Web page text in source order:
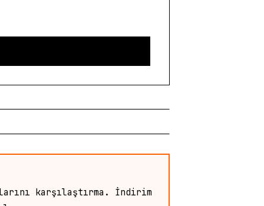
karşılaştırma. İndirim